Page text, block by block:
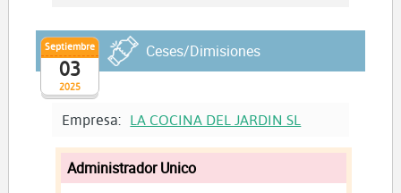
2025
Septiembre
03
Ceses/Dimisiones
Empresa: LA COCINA DEL JARDIN SL
Administrador Unico